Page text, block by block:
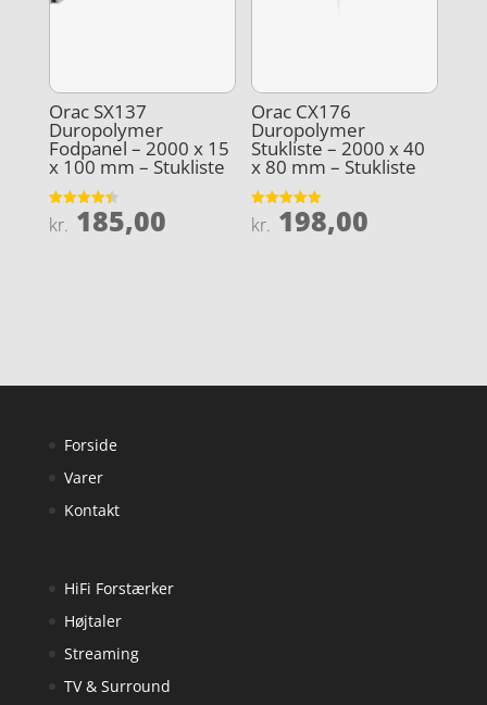
Orac SX137
Duropolymer
Fodpanel – 2000 x 15
x 100 mm – Stukliste
Vurderet
4.4
kr. 185,00
Orac CX176
Duropolymer
Stukliste – 2000 x 40
x 80 mm – Stukliste
Vurderet
4.9
kr. 198,00
Forside
Varer
Kontakt
HiFi Forstærker
Højtaler
Streaming
TV & Surround